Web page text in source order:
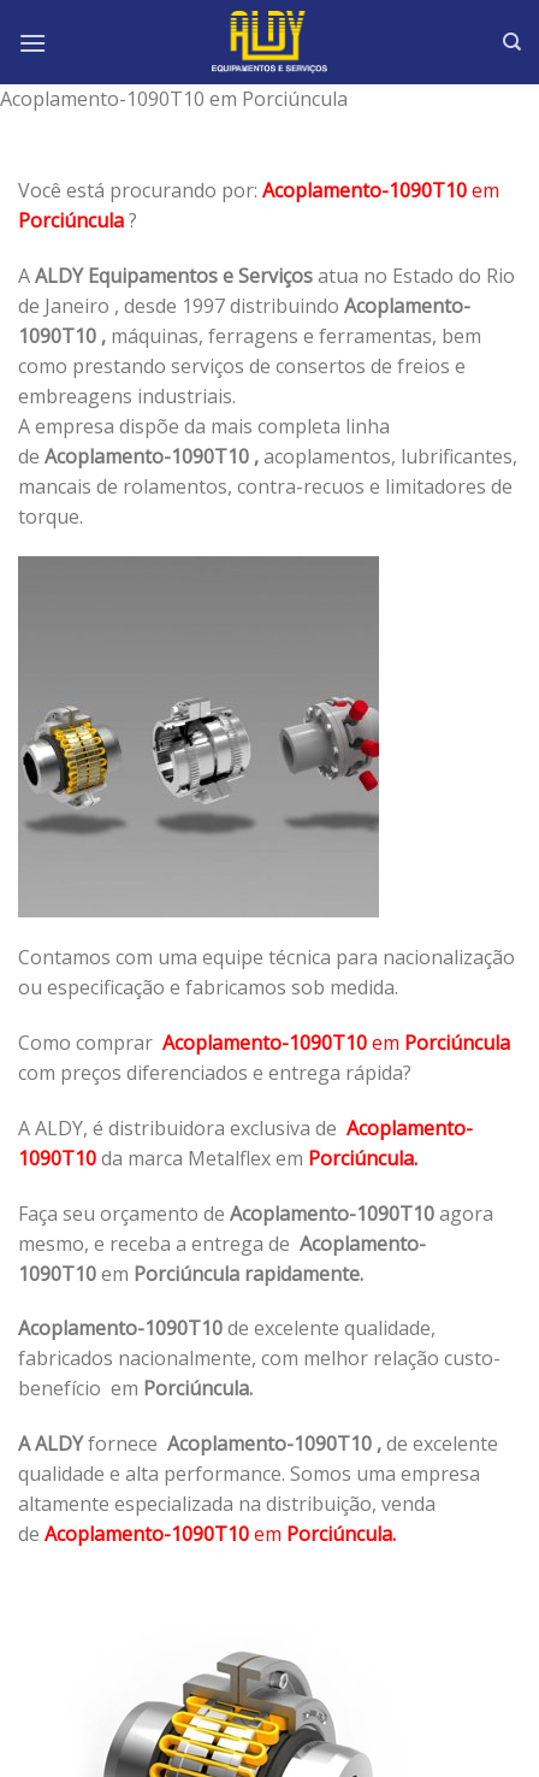
Acoplamento-1090T10 em Porciúncula
Você está procurando por: Acoplamento-1090T10em
Porciúncula?
AALDY Equipamentos e Serviçosatua no Estado do Rio
de Janeiro , desde 1997 distribuindo Acoplamento-
1090T10 , máquinas, ferragens e ferramentas, bem
como prestando serviços de consertos de freios e
embreagens industriais.
A empresa dispõe da mais completa linha
de Acoplamento-1090T10 ,acoplamentos, lubrificantes,
mancais de rolamentos, contra-recuos e limitadores de
torque.
Contamos com uma equipe técnica para nacionalização
ou especificação e fabricamos sob medida.
Como comprar Acoplamento-1090T10em Porciúncula
com preços diferenciados e entrega rápida?
A ALDY, é distribuidora exclusiva de Acoplamento-
1090T10da marca Metalflex em Porciúncula.
Faça seu orçamento de Acoplamento-1090T10agora
mesmo, e receba a entrega de Acoplamento-
1090T10em Porciúncula rapidamente.
Acoplamento-1090T10de excelente qualidade,
fabricados nacionalmente, com melhor relação custo-
benefício em Porciúncula.
A ALDYfornece Acoplamento-1090T10 ,de excelente
qualidade e alta performance. Somos uma empresa
altamente especializada na distribuição, venda
de Acoplamento-1090T10em Porciúncula.